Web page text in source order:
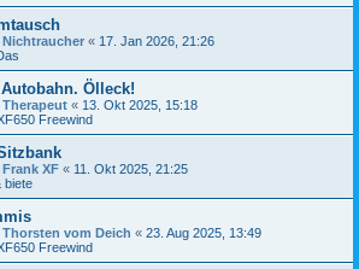
Nichtraucher « 17. Jan 2026, 21:26
Ölleck!
Therapeut « 13. Okt 2025, 15:18
Freewind
Frank XF « 11. Okt 2025, 21:25
biete
Thorsten vom Deich « 23. Aug 2025, 13:49
Freewind